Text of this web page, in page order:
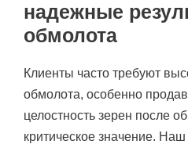
надежные
обмолота
Клиенты часто требуют
обмолота, особенно
целостность зерен после
критическое значение. Наш